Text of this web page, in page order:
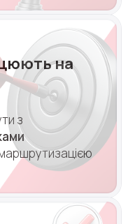
на
з